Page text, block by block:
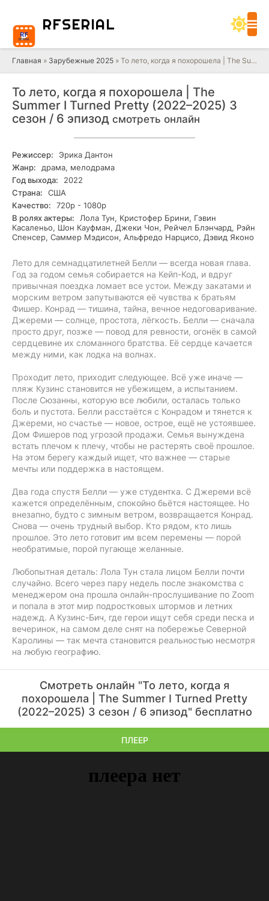
RFSERIAL
Главная » Зарубежные 2025 » То лето, когда я похорошела | The Summer I Turned Pretty (2022–2025) 3 сезон / 6 эпизод
То лето, когда я похорошела | The
Summer I Turned Pretty (2022–2025) 3
сезон / 6 эпизод смотреть онлайн
Режиссер:
Эрика Дантон
Жанр:
драма, мелодрама
Год выхода:
2022
Страна:
США
Качество:
720р - 1080р
В ролях актеры:
Лола Тун, Кристофер Брини, Гэвин
Касаленьо, Шон Кауфман, Джеки Чон, Рейчел Блэнчард, Рэйн
Спенсер, Саммер Мэдисон, Альфредо Нарцисо, Дэвид Яконо
Лето для семнадцатилетней Белли — всегда новая глава.
Год за годом семья собирается на Кейп-Код, и вдруг
привычная поездка ломает все устои. Между закатами и
морским ветром запутываются её чувства к братьям
Фишер. Конрад — тишина, тайна, вечное недоговаривание.
Джереми — солнце, простота, лёгкость. Белли — сначала
просто друг, позже — повод для ревности, огонёк в самой
сердцевине их сломанного братства. Её сердце качается
между ними, как лодка на волнах.
Проходит лето, приходит следующее. Всё уже иначе —
пляж Кузинс становится не убежищем, а испытанием.
После Сюзанны, которую все любили, осталась только
боль и пустота. Белли расстаётся с Конрадом и тянется к
Джереми, но счастье — новое, острое, ещё не устоявшее.
Дом Фишеров под угрозой продажи. Семья вынуждена
встать плечом к плечу, чтобы не растерять своё прошлое.
На этом берегу каждый ищет, что важнее — старые
мечты или поддержка в настоящем.
Два года спустя Белли — уже студентка. С Джереми всё
кажется определённым, спокойно бьётся настоящее. Но
внезапно, будто с зимным ветром, возвращается Конрад.
Снова — очень трудный выбор. Кто рядом, кто лишь
прошлое. Это лето готовит им всем перемены — порой
необратимые, порой пугающе желанные.
Любопытная деталь: Лола Тун стала лицом Белли почти
случайно. Всего через пару недель после знакомства с
менеджером она прошла онлайн-прослушивание по Zoom
и попала в этот мир подростковых штормов и летних
надежд. А Кузинс-Бич, где герои ищут себя среди песка и
вечеринок, на самом деле снят на побережье Северной
Каролины — так мечта становится реальностью несмотря
на любую географию.
Смотреть онлайн "То лето, когда я
похорошела | The Summer I Turned Pretty
(2022–2025) 3 сезон / 6 эпизод" бесплатно
ПЛЕЕР